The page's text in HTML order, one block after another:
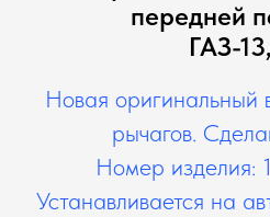
передней
ГАЗ-
Новая оригинальный
рычагов.
Номер изделия:
Устанавливается на